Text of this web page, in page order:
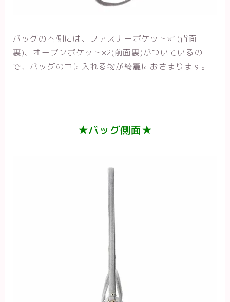
バッグの内側には、ファスナーポケット×1(背面
裏)、オープンポケット×2(前面裏)がついているの
で、バッグの中に入れる物が綺麗におさまります。
★バッグ側面★